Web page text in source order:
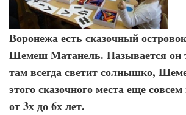
Воронежа есть сказочный
Шемеш Матанель. Называется он
там всегда светит солнышко,
этого сказочного места еще
от 3х до 6х лет.